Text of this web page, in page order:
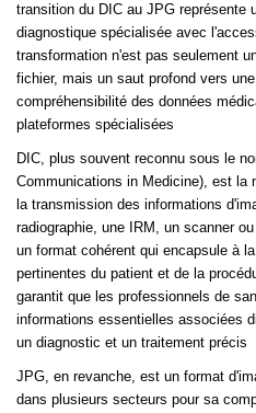
transition du DIC au JPG représente
diagnostique spécialisée avec
transformation n'est pas seulement
fichier, mais un saut profond vers
compréhensibilité des données
plateformes spécialisées
DIC, plus souvent reconnu sous le
Communications in Medicine), est la
la transmission des informations
radiographie, une IRM, un scanner
un format cohérent qui encapsule à
pertinentes du patient et de la
garantit que les professionnels de
informations essentielles associées
un diagnostic et un traitement précis
JPG, en revanche, est un format
dans plusieurs secteurs pour sa